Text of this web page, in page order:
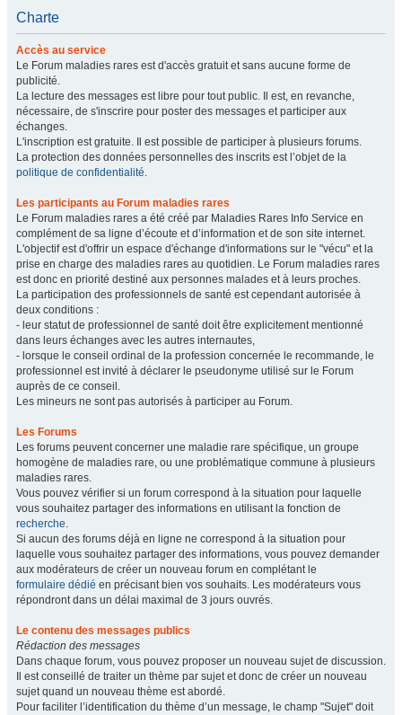
Charte
Accès au service
Le Forum maladies rares est d'accès gratuit et sans aucune forme de
publicité.
La lecture des messages est libre pour tout public. Il est, en revanche,
nécessaire, de s'inscrire pour poster des messages et participer aux
échanges.
L'inscription est gratuite. Il est possible de participer à plusieurs forums.
La protection des données personnelles des inscrits est l’objet de la
politique de confidentialité.
Les participants au Forum maladies rares
Le Forum maladies rares a été créé par Maladies Rares Info Service en
complément de sa ligne d’écoute et d’information et de son site internet.
L'objectif est d'offrir un espace d'échange d'informations sur le "vécu" et la
prise en charge des maladies rares au quotidien. Le Forum maladies rares
est donc en priorité destiné aux personnes malades et à leurs proches.
La participation des professionnels de santé est cependant autorisée à
deux conditions :
- leur statut de professionnel de santé doit être explicitement mentionné
dans leurs échanges avec les autres internautes,
- lorsque le conseil ordinal de la profession concernée le recommande, le
professionnel est invité à déclarer le pseudonyme utilisé sur le Forum
auprès de ce conseil.
Les mineurs ne sont pas autorisés à participer au Forum.
Les Forums
Les forums peuvent concerner une maladie rare spécifique, un groupe
homogène de maladies rare, ou une problématique commune à plusieurs
maladies rares.
Vous pouvez vérifier si un forum correspond à la situation pour laquelle
vous souhaitez partager des informations en utilisant la fonction de
recherche.
Si aucun des forums déjà en ligne ne correspond à la situation pour
laquelle vous souhaitez partager des informations, vous pouvez demander
aux modérateurs de créer un nouveau forum en complétant le
formulaire dédié en précisant bien vos souhaits. Les modérateurs vous
répondront dans un délai maximal de 3 jours ouvrés.
Le contenu des messages publics
Rédaction des messages
Dans chaque forum, vous pouvez proposer un nouveau sujet de discussion.
Il est conseillé de traiter un thème par sujet et donc de créer un nouveau
sujet quand un nouveau thème est abordé.
Pour faciliter l’identification du thème d’un message, le champ "Sujet" doit